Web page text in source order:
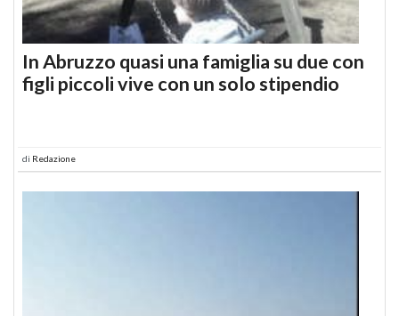
In Abruzzo quasi una famiglia su due con
figli piccoli vive con un solo stipendio
di Redazione